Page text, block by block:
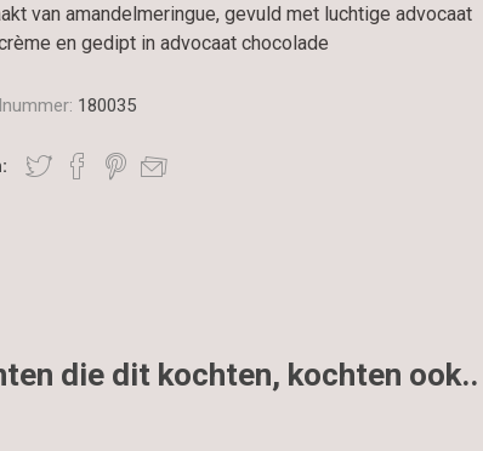
van amandelmeringue, gevuld met luchtige advocaat
en gedipt in advocaat chocolade
180035
die dit kochten, kochten ook..